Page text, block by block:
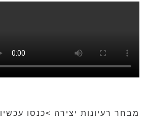
מבחר רעיונות יצירה >כנסו עכשיו